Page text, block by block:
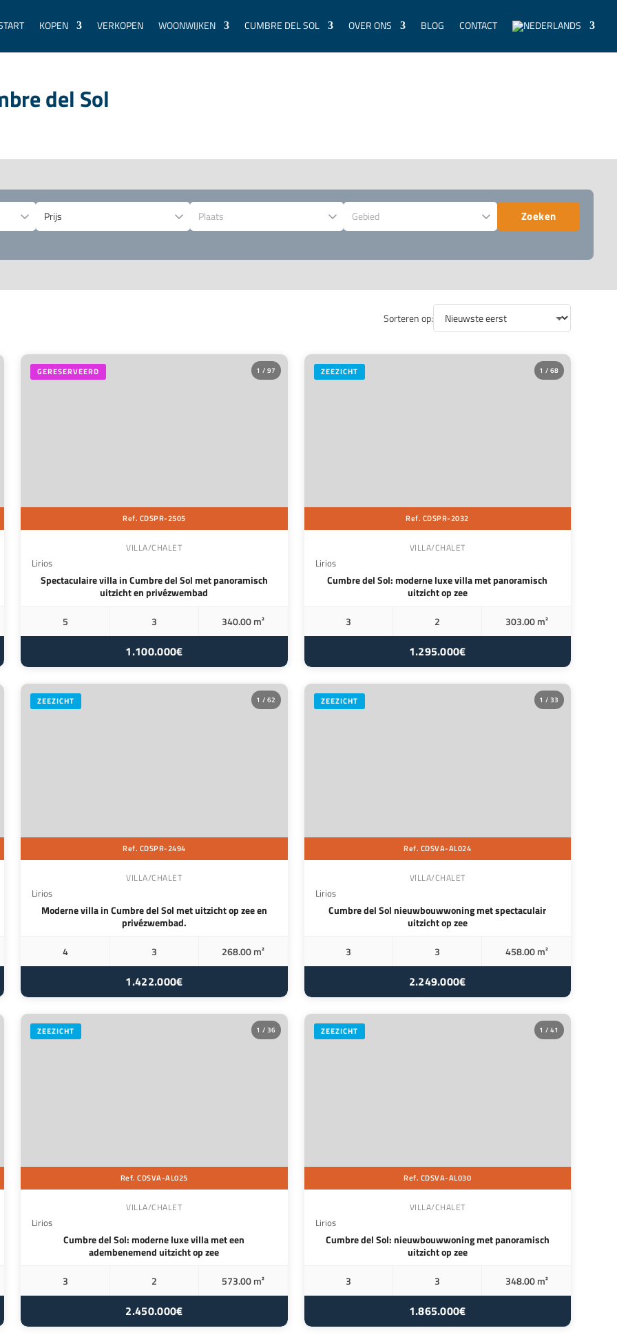
KOPEN VERKOPEN WOONWIJKEN CUMBRE DEL SOL OVER ONS BLOG CONTACT
del Sol
Plaats Gebied Zoeken
Sorteren op:
1 / 97
GERESERVEERD
Ref. CDSPR-2505
VILLA/CHALET
Lirios
Spectaculaire villa in Cumbre del Sol met panoramisch
uitzicht en privézwembad
5
3 340.00 m²
1.100.000€
1 / 68
ZEEZICHT
Ref. CDSPR-2032
VILLA/CHALET
Lirios
Cumbre del Sol: moderne luxe villa met panoramisch
uitzicht op zee
3
2 303.00 m²
1.295.000€
1 / 62
ZEEZICHT
Ref. CDSPR-2494
VILLA/CHALET
Lirios
Moderne villa in Cumbre del Sol met uitzicht op zee en
privézwembad.
4
3 268.00 m²
1.422.000€
1 / 33
ZEEZICHT
Ref. CDSVA-AL024
VILLA/CHALET
Lirios
Cumbre del Sol nieuwbouwwoning met spectaculair
uitzicht op zee
3
3 458.00 m²
2.249.000€
1 / 36
ZEEZICHT
Ref. CDSVA-AL025
VILLA/CHALET
Lirios
Cumbre del Sol: moderne luxe villa met een
adembenemend uitzicht op zee
3
2 573.00 m²
2.450.000€
1 / 41
ZEEZICHT
Ref. CDSVA-AL030
VILLA/CHALET
Lirios
Cumbre del Sol: nieuwbouwwoning met panoramisch
uitzicht op zee
3
3 348.00 m²
1.865.000€